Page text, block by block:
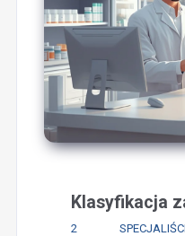
Klasyfikacja
2
SPECJALIŚCI